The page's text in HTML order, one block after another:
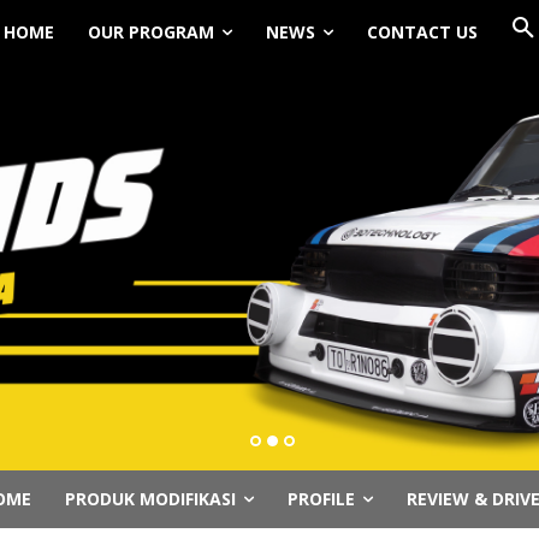
HOME OUR PROGRAM NEWS CONTACT US
PRODUK MODIFIKASI PROFILE REVIEW & DRIVE